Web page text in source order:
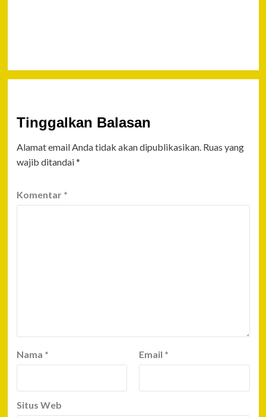
Tinggalkan Balasan
Alamat email Anda tidak akan dipublikasikan. Ruas yang
wajib ditandai*
Komentar *
Nama * Email *
Situs Web